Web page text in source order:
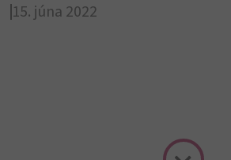
15. júna 2022